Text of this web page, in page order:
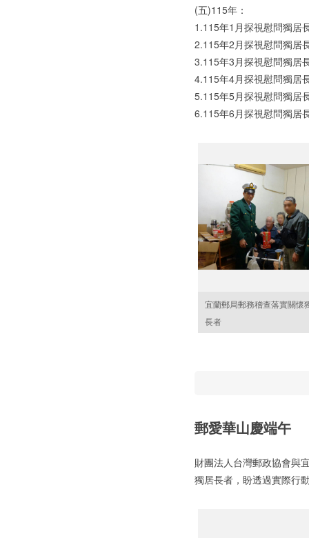
(五)115年：
1.115年1月探視慰問獨居
2.115年2月探視慰問獨居
3.115年3月探視慰問獨居
4.115年4月探視慰問獨居
5.115年5月探視慰問獨居
6.115年6月探視慰問獨居
宜蘭郵局郵務稽查落實關懷
長者
郵愛華山慶端午
財團法人台灣郵政協會與
獨居長者，盼透過實際行